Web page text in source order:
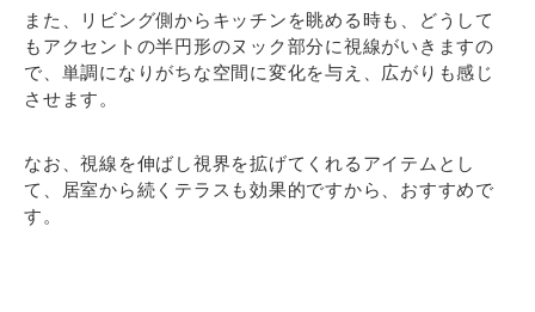
また、リビング側からキッチンを眺める時も、どうして
もアクセントの半円形のヌック部分に視線がいきますの
で、単調になりがちな空間に変化を与え、広がりも感じ
させます。
なお、視線を伸ばし視界を拡げてくれるアイテムとし
て、居室から続くテラスも効果的ですから、おすすめで
す。